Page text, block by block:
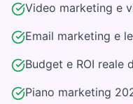
Video marketing e
Email marketing e
Budget e ROI reale
Piano marketing